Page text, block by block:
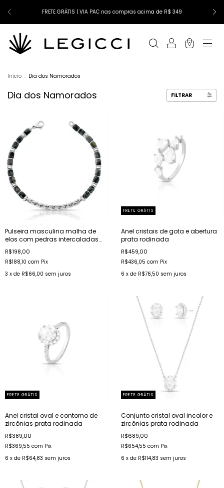
FRETE GRÁTIS | VIA PAC nas compras acima de R$ 349
0
Início . Dia dos Namorados
Dia dos Namorados FILTRAR
Pulseira masculina malha de
elos com pedras intercaladas
aço
R$198,00
R$188,10 com Pix
3 x de R$66,00 sem juros
FRETE GRÁTIS
Anel cristais de gota e abertura
prata rodinada
R$459,00
R$436,05 com Pix
6 x de R$76,50 sem juros
FRETE GRÁTIS
Anel cristal oval e contorno de
zircônias prata rodinada
R$389,00
R$369,55 com Pix
6 x de R$64,83 sem juros
FRETE GRÁTIS
Conjunto cristal oval incolor e
zircônias prata rodinada
R$689,00
R$654,55 com Pix
6 x de R$114,83 sem juros